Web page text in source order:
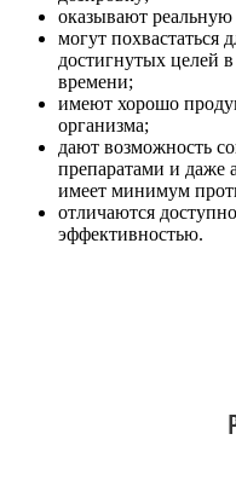
оказывают
могут похвастаться
достигнутых целей
времени;
имеют хорошо
организма;
дают возможность
препаратами и даже
имеет минимум
отличаются
эффективностью.